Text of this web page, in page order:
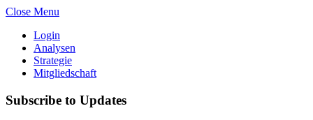
Close Menu
Login
Analysen
Strategie
Mitgliedschaft
Subscribe to Updates